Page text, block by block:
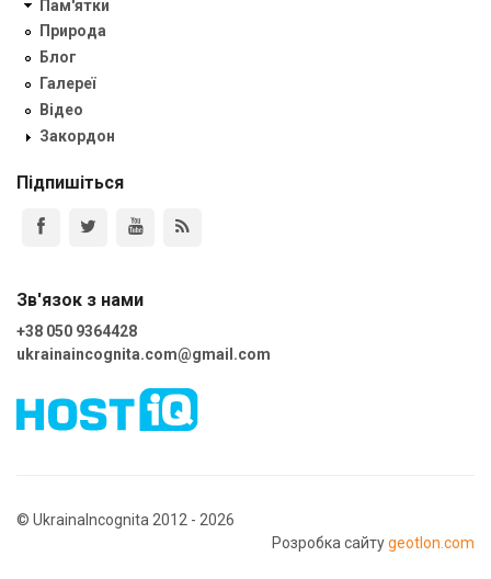
Пам'ятки
Природа
Блог
Галереї
Відео
Закордон
Підпишіться
Зв'язок з нами
+38 050 9364428
ukrainaincognita.com@gmail.com
© UkrainaIncognita 2012 - 2026
Розробка сайтуgeotlon.com